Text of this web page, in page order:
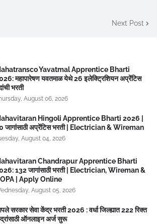
Next Post
Yavatmal Apprentice Bharti
महापारेषण यवतमाळ येथे 26 इलेक्ट्रिशियन अप्रेंटिस
भरती
August 06, 2026
Hingoli Apprentice Bharti 2026 |
जागांसाठी अप्रेंटिस भरती | Electrician & Wireman
August 04, 2026
Chandrapur Apprentice Bharti
132 जागांसाठी भरती | Electrician, Wireman &
| Apply Online
August 05, 2026
सरकार सेवा केंद्र भरती 2026 : वर्धा जिल्ह्यात 222 रिक्त
ऑनलाइन अर्ज सुरू